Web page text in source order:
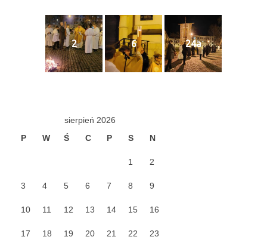
2 6 24a
sierpień 2026
P
W Ś C P S N
1 2
3 4 5 6 7 8 9
10 11 12 13 14 15 16
17 18 19 20 21 22 23